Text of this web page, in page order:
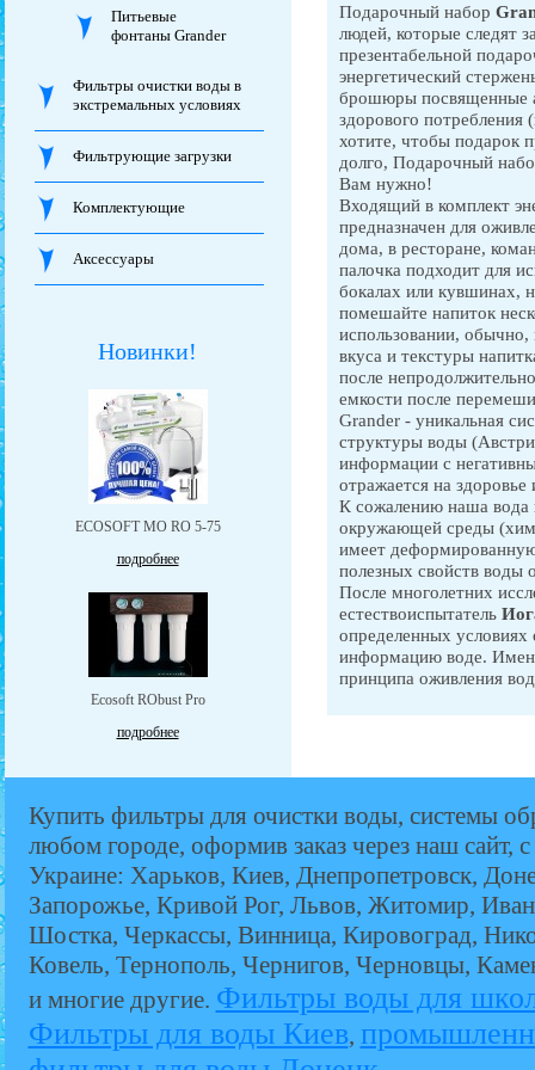
Питьевые
фонтаны Grander
Фильтры очистки воды в
экстремальных условиях
Фильтрующие загрузки
Комплектующие
Аксессуары
Новинки!
ЕCOSOFT MO RO 5-75
подробнее
Ecosoft RObust Pro
подробнее
Подарочный набор
людей, которые следят
презентабельной
энергетический
брошюры посвященные
здорового потребления
хотите, чтобы подарок
долго, Подарочный
Вам нужно!
Входящий в комплект
предназначен для
дома, в ресторане,
палочка подходит для
бокалах или кувшинах,
помешайте напиток
использовании, обычно,
вкуса и текстуры
после
емкости после
Grander - уникальная
структуры воды
информации с
отражается на
К сожалению наша вода
окружающей среды
имеет деформированную
полезных свойств воды
После многолетних
естествоиспытатель
определенных условиях
информацию воде.
принципа оживления
Купить фильтры для очистки воды, системы
любом городе, оформив заказ через наш сайт,
Украине: Харьков, Киев, Днепропетровск,
Запорожье, Кривой Рог, Львов, Житомир,
Шостка, Черкассы, Винница, Кировоград,
Ковель, Тернополь, Чернигов, Черновцы,
и многие другие. Фильтры воды для
Фильтры для воды Киев,